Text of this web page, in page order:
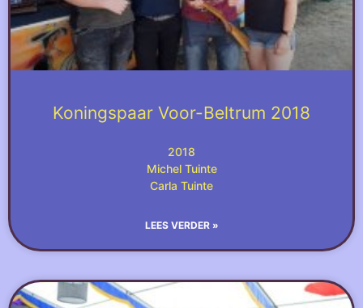
Koningspaar Voor-Beltrum 2018
2018
Michel Tuinte
Carla Tuinte
LEES VERDER »